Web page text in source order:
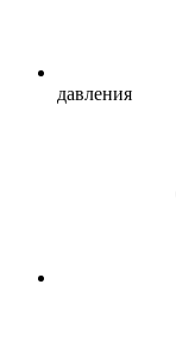
давления